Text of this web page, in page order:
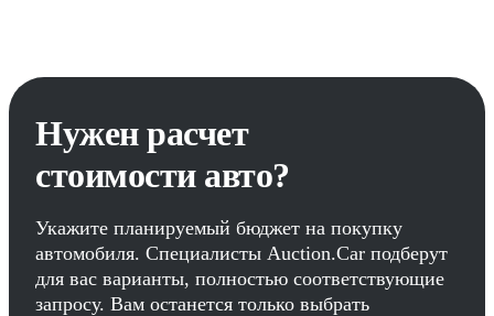
Нужен расчет
стоимости авто?
Укажите планируемый бюджет на покупку
автомобиля. Специалисты Auction.Car подберут
для вас варианты, полностью соответствующие
запросу. Вам останется только выбрать